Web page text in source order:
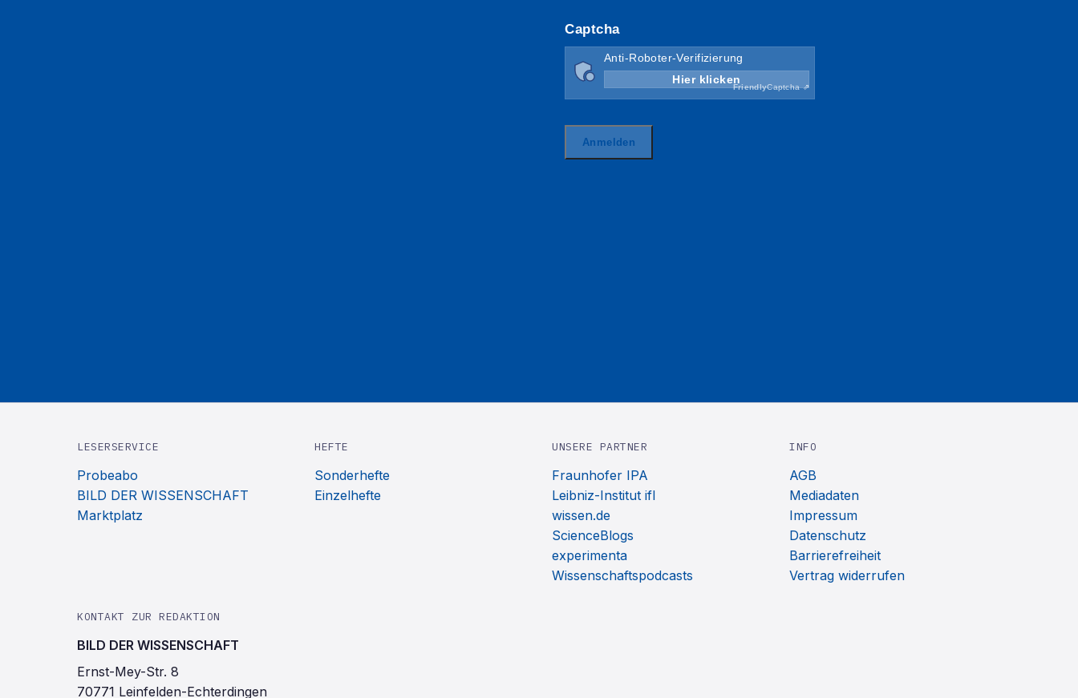
LESERSERVICE
Probeabo
BILD DER WISSENSCHAFT
Marktplatz
HEFTE
Sonderhefte
Einzelhefte
UNSERE PARTNER
Fraunhofer IPA
Leibniz-Institut ifl
wissen.de
ScienceBlogs
experimenta
Wissenschaftspodcasts
INFO
AGB
Mediadaten
Impressum
Datenschutz
Barrierefreiheit
Vertrag widerrufen
KONTAKT ZUR REDAKTION
BILD DER WISSENSCHAFT
Ernst-Mey-Str. 8
70771 Leinfelden-Echterdingen